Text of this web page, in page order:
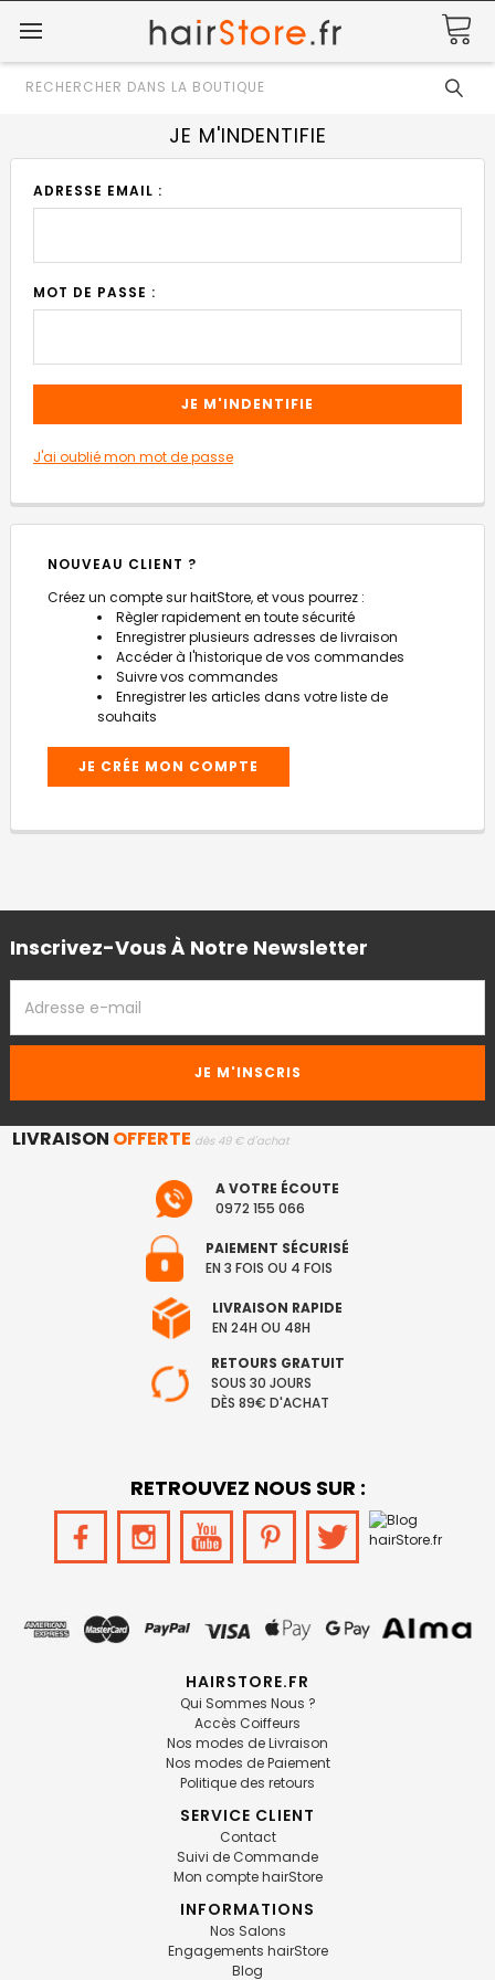
Rechercher
JE M'INDENTIFIE
ADRESSE EMAIL :
MOT DE PASSE :
J'ai oublié mon mot de passe
NOUVEAU CLIENT ?
Créez un compte sur haitStore, et vous pourrez :
Règler rapidement en toute sécurité
Enregistrer plusieurs adresses de livraison
Accéder à l'historique de vos commandes
Suivre vos commandes
Enregistrer les articles dans votre liste de
souhaits
JE CRÉE MON COMPTE
Inscrivez-Vous À Notre Newsletter
EMAIL
LIVRAISON OFFERTE dès 49 € d'achat
A VOTRE ÉCOUTE
0972 155 066
PAIEMENT SÉCURISÉ
EN 3 FOIS OU 4 FOIS
LIVRAISON RAPIDE
EN 24H OU 48H
RETOURS GRATUIT
SOUS 30 JOURS
DÈS 89€ D'ACHAT
RETROUVEZ NOUS SUR :
HAIRSTORE.FR
Qui Sommes Nous ?
Accès Coiffeurs
Nos modes de Livraison
Nos modes de Paiement
Politique des retours
SERVICE CLIENT
Contact
Suivi de Commande
Mon compte hairStore
INFORMATIONS
Nos Salons
Engagements hairStore
Blog